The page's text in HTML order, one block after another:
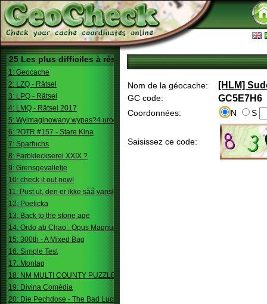
25 Les plus difficiles à résoudre
1: Geocache
2: LZQ - Rätsel
3: LPQ - Rätsel
4: LMQ - Rätsel 2017
5: Wyimaginowany wypas?4 urodziny
6: ?OTR #157 - Stare Kina
7: Sparfuchs
8: Farbkleckserei XXIX ?
9: Grensgevalletje
10: check it out now!
11: Pust ut, den er ikke såå vanskelig.
12: Poeticka
13: Back to the stone age
14: Ordo ab Chao : Opus Magnum
15: 300th - A Mixed Bag
16: Simple Test
17: Montag
18: NM MULTI COUNTY PUZZLE
19: Divina Comédia
20: Die Pechdose - The Bad Luck Box
Nom de la géocache: [HLM]
GC code: GC5E7H6
Coordonnées: N S
Saisissez ce code: